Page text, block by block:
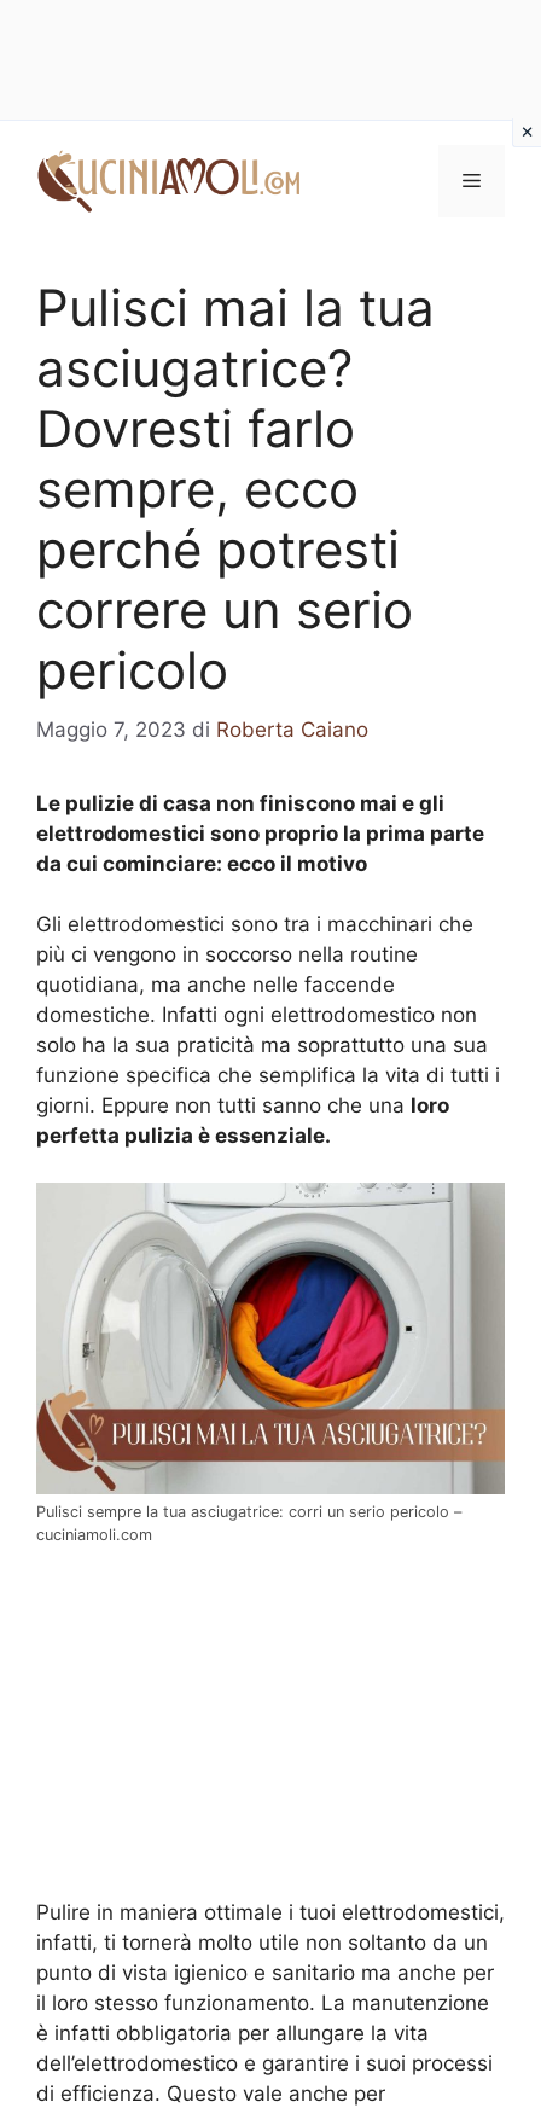
contenuto
Menu
Pulisci mai la tua
asciugatrice?
Dovresti farlo
sempre, ecco
perché potresti
correre un serio
pericolo
Maggio 7, 2023 di Roberta Caiano
Le pulizie di casa non finiscono mai e gli
elettrodomestici sono proprio la prima parte
da cui cominciare: ecco il motivo
Gli elettrodomestici sono tra i macchinari che
più ci vengono in soccorso nella routine
quotidiana, ma anche nelle faccende
domestiche. Infatti ogni elettrodomestico non
solo ha la sua praticità ma soprattutto una sua
funzione specifica che semplifica la vita di tutti i
giorni. Eppure non tutti sanno che una loro
perfetta pulizia è essenziale.
Pulisci sempre la tua asciugatrice: corri un serio pericolo –
cuciniamoli.com
Pulire in maniera ottimale i tuoi elettrodomestici,
infatti, ti tornerà molto utile non soltanto da un
punto di vista igienico e sanitario ma anche per
il loro stesso funzionamento. La manutenzione
è infatti obbligatoria per allungare la vita
dell’elettrodomestico e garantire i suoi processi
di efficienza. Questo vale anche per